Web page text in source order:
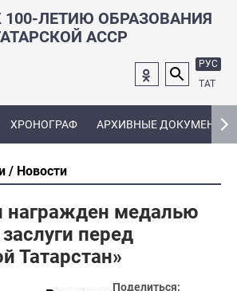
100-ЛЕТИЮ ОБРАЗОВАНИЯ
АССР
РУС
ТАТ
ХРОНОГРАФ АРХИВНЫЕ ДОКУМЕНТЫ
Новости
награжден медалью
перед
Татарстан»
Поделиться: